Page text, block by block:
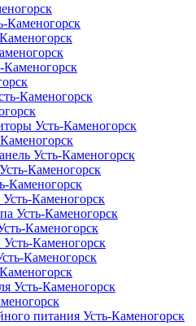
Каменогорск
Каменогорск
Каменогорск
Усть-Каменогорск
Усть-Каменогорск
Каменогорск
Каменогорск
Каменогорск
Усть-Каменогорск
Каменогорск
Каменогорск
Каменогорск
Усть-Каменогорск
питания Усть-Каменогорск